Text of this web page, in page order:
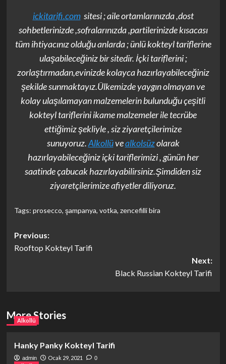
ickitarifi.comsitesi ; aile ortamlarınızda ,dost
sohbetlerinizde ,sofralarınızda ,partilerinizde kısacası
tüm ihtiyacınız olduğu anlarda ; ünlü kokteyl tariflerine
ulaşabileceğiniz bir sitedir. İçki tariflerini ;
zorlaştırmadan,evinizde kolayca hazırlayabileceğiniz
şekilde sunmaktayız.Ülkemizde yaygın olmayan ve
kolay ulaşılamayan malzemelerin bulunduğu çeşitli
kokteyl tariflerini ikame malzemeler ile tecrübe
ettiğimiz şekliyle , siz ziyaretçilerimize
sunuyoruz.Alkollüvealkolsüzolarak
hazırlayabileceğiniz içki tariflerimizi , günün her
saatinde çabucak hazırlayabilirsiniz.Şimdiden siz
ziyaretçilerimize afiyetler diliyoruz.
Tags: prosecco, şampanya, votka, zencefilli bira
Post
navigation
Previous:
Rooftop Kokteyl Tarifi
Next:
Black Russian Kokteyl Tarifi
More Stories
Alkollü
Hanky Panky Kokteyl Tarifi
admin Ocak 29, 2021 0